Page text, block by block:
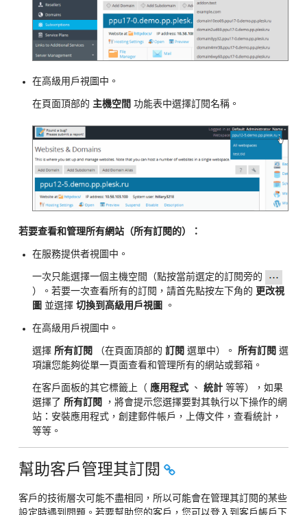
在高級用戶視圖中。
在頁面頂部的 主機空間 功能表中選擇訂閱名稱。
若要查看和管理所有網站（所有訂閱的）：
在服務提供者視圖中。
一次只能選擇一個主機空間（點按當前選定的訂閱旁的
）。若要一次查看所有的訂閱，請首先點按左下角的 更改視
圖 並選擇 切換到高級用戶視圖 。
在高級用戶視圖中。
選擇 所有訂閱 （在頁面頂部的 訂閱 選單中）。 所有訂閱 選
項讓您能夠從單一頁面查看和管理所有的網站或郵箱。
在客戶面板的其它標籤上（ 應用程式 、 統計 等等），如果
選擇了 所有訂閱
，將會提示您選擇要對其執行以下操作的網
站：安裝應用程式，創建郵件帳戶，上傳文件，查看統計，
等等。
幫助客戶管理其訂閱
客戶的技術層次可能不盡相同，所以可能會在管理其訂閱的某些
設定時遇到問題。若要幫助您的客戶，您可以登入到客戶帳戶下